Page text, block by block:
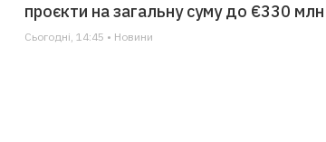
проєкти на загальну суму до €330 млн
Сьогодні, 14:45 • Новини